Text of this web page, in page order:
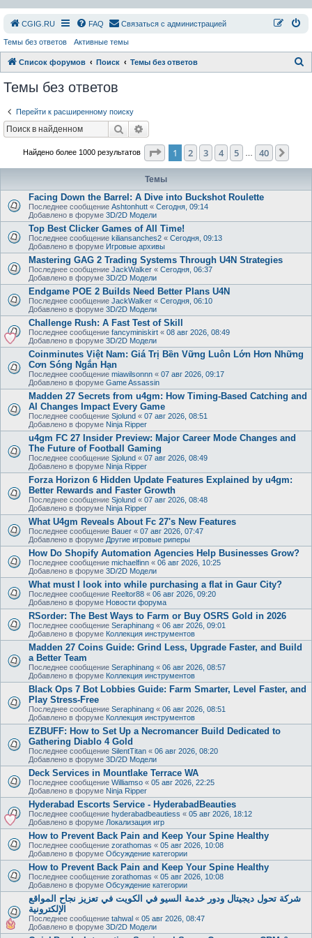
СGIG.RU FAQ Связаться с администрацией
Темы без ответов Активные темы
Список форумов Поиск Темы без ответов
Темы без ответов
Перейти к расширенному поиску
Поиск
Найдено более 1000 результатов Страница из 40
1 2 3 4 5 40
Темы
Facing Down the Barrel: A Dive into Buckshot Roulette
Последнее сообщение Ashtonhutt « Сегодня, 09:14
Добавлено в форуме 3D/2D Модели
Top Best Clicker Games of All Time!
Последнее сообщение kiliansanches2 « Сегодня, 09:13
Добавлено в форуме Игровые архивы
Mastering GAG 2 Trading Systems Through U4N Strategies
Последнее сообщение JackWalker « Сегодня, 06:37
Добавлено в форуме 3D/2D Модели
Endgame POE 2 Builds Need Better Plans U4N
Последнее сообщение JackWalker « Сегодня, 06:10
Добавлено в форуме 3D/2D Модели
Challenge Rush: A Fast Test of Skill
Последнее сообщение fancyminiskirt « 08 авг 2026, 08:49
Добавлено в форуме 3D/2D Модели
Coinminutes Việt Nam: Giá Trị Bền Vững Luôn Lớn Hơn Những
Cơn Sóng Ngắn Hạn
Последнее сообщение miawilsonnn « 07 авг 2026, 09:17
Добавлено в форуме Game Assassin
Madden 27 Secrets from u4gm: How Timing-Based Catching and
AI Changes Impact Every Game
Последнее сообщение Sjolund « 07 авг 2026, 08:51
Добавлено в форуме Ninja Ripper
u4gm FC 27 Insider Preview: Major Career Mode Changes and
The Future of Football Gaming
Последнее сообщение Sjolund « 07 авг 2026, 08:49
Добавлено в форуме Ninja Ripper
Forza Horizon 6 Hidden Update Features Explained by u4gm:
Better Rewards and Faster Growth
Последнее сообщение Sjolund « 07 авг 2026, 08:48
Добавлено в форуме Ninja Ripper
What U4gm Reveals About Fc 27's New Features
Последнее сообщение Bauer « 07 авг 2026, 07:47
Добавлено в форуме Другие игровые риперы
How Do Shopify Automation Agencies Help Businesses Grow?
Последнее сообщение michaelfinn « 06 авг 2026, 10:25
Добавлено в форуме 3D/2D Модели
What must I look into while purchasing a flat in Gaur City?
Последнее сообщение Reeltor88 « 06 авг 2026, 09:20
Добавлено в форуме Новости форума
RSorder: The Best Ways to Farm or Buy OSRS Gold in 2026
Последнее сообщение Seraphinang « 06 авг 2026, 09:01
Добавлено в форуме Коллекция инструментов
Madden 27 Coins Guide: Grind Less, Upgrade Faster, and Build
a Better Team
Последнее сообщение Seraphinang « 06 авг 2026, 08:57
Добавлено в форуме Коллекция инструментов
Black Ops 7 Bot Lobbies Guide: Farm Smarter, Level Faster, and
Play Stress-Free
Последнее сообщение Seraphinang « 06 авг 2026, 08:51
Добавлено в форуме Коллекция инструментов
EZBUFF: How to Set Up a Necromancer Build Dedicated to
Gathering Diablo 4 Gold
Последнее сообщение SilentTitan « 06 авг 2026, 08:20
Добавлено в форуме 3D/2D Модели
Deck Services in Mountlake Terrace WA
Последнее сообщение Williamso « 05 авг 2026, 22:25
Добавлено в форуме Ninja Ripper
Hyderabad Escorts Service - HyderabadBeauties
Последнее сообщение hyderabadbeautiess « 05 авг 2026, 18:12
Добавлено в форуме Локализация игр
How to Prevent Back Pain and Keep Your Spine Healthy
Последнее сообщение zorathomas « 05 авг 2026, 10:08
Добавлено в форуме Обсуждение категории
How to Prevent Back Pain and Keep Your Spine Healthy
Последнее сообщение zorathomas « 05 авг 2026, 10:08
Добавлено в форуме Обсуждение категории
شركة تحول ديجيتال ودور خدمة السيو في الكويت في تعزيز نجاح المواقع
الإلكترونية
Последнее сообщение tahwal « 05 авг 2026, 08:47
Добавлено в форуме 3D/2D Модели